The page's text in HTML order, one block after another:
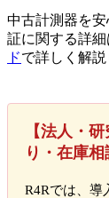
中古計測器を
証に関する詳細
ドで詳しく解
【法人・
り・在庫
R4Rでは、導